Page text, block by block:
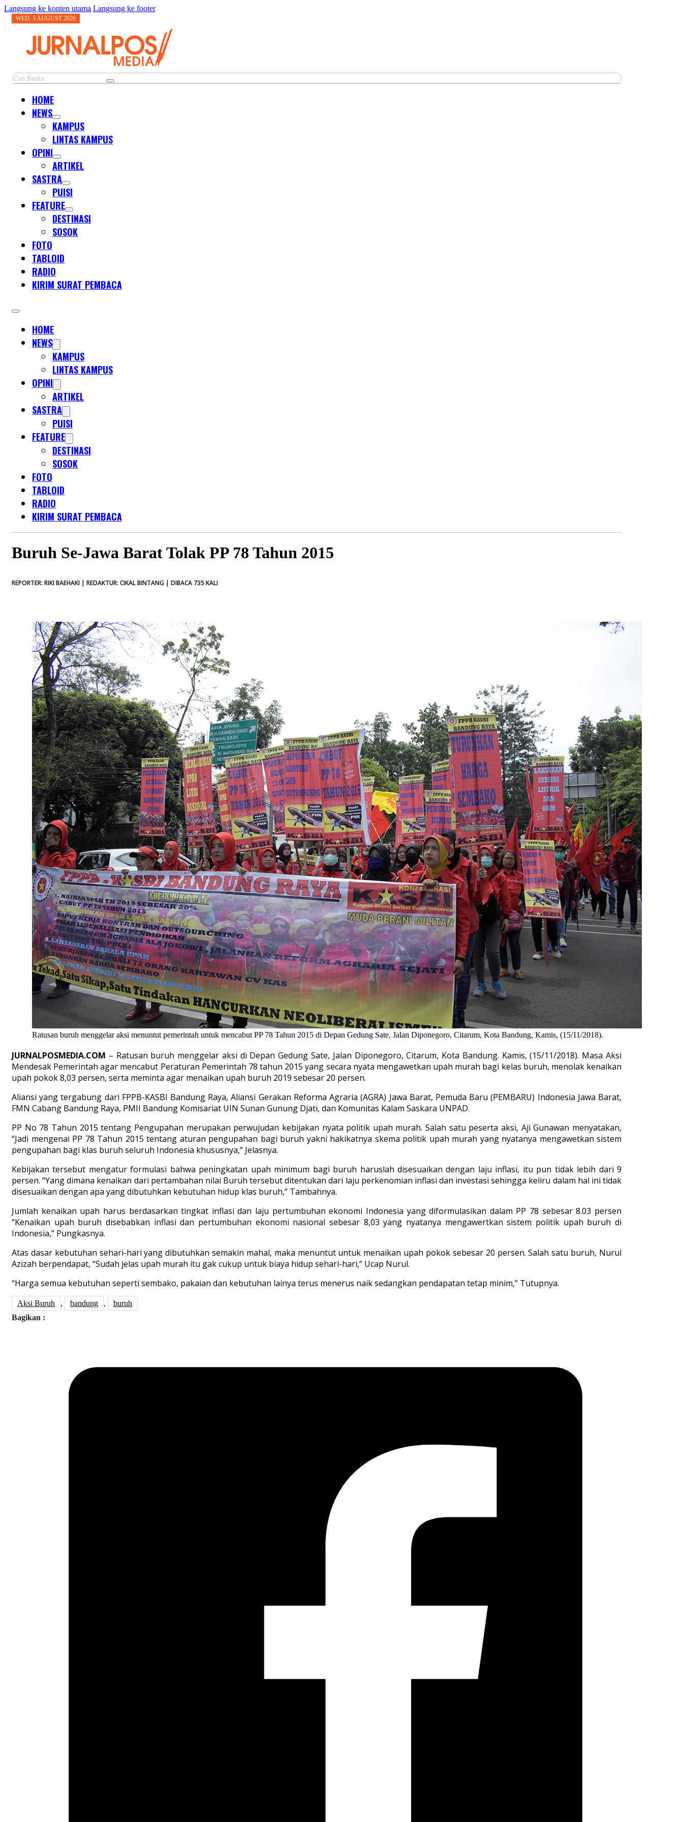
Langsung ke konten utama Langsung ke footer
WED, 5 AUGUST 2026
Cari
HOME
NEWS
KAMPUS
LINTAS KAMPUS
OPINI
ARTIKEL
SASTRA
PUISI
FEATURE
DESTINASI
SOSOK
FOTO
TABLOID
RADIO
KIRIM SURAT PEMBACA
HOME
NEWS
KAMPUS
LINTAS KAMPUS
OPINI
ARTIKEL
SASTRA
PUISI
FEATURE
DESTINASI
SOSOK
FOTO
TABLOID
RADIO
KIRIM SURAT PEMBACA
Buruh Se-Jawa Barat Tolak PP 78 Tahun 2015
REPORTER: RIKI BAEHAKI | REDAKTUR: CIKAL BINTANG | DIBACA 735 KALI
Ratusan buruh menggelar aksi menuntut pemerintah untuk mencabut PP 78 Tahun 2015 di Depan Gedung Sate, Jalan Diponegoro, Citarum, Kota Bandung, Kamis, (15/11/2018).
JURNALPOSMEDIA.COM – Ratusan buruh menggelar aksi di Depan Gedung Sate, Jalan Diponegoro, Citarum, Kota Bandung. Kamis, (15/11/2018). Masa Aksi
Mendesak Pemerintah agar mencabut Peraturan Pemerintah 78 tahun 2015 yang secara nyata mengawetkan upah murah bagi kelas buruh, menolak kenaikan
upah pokok 8,03 persen, serta meminta agar menaikan upah buruh 2019 sebesar 20 persen.
Aliansi yang tergabung dari FPPB-KASBI Bandung Raya, Aliansi Gerakan Reforma Agraria (AGRA) Jawa Barat, Pemuda Baru (PEMBARU) Indonesia Jawa Barat,
FMN Cabang Bandung Raya, PMII Bandung Komisariat UIN Sunan Gunung Djati, dan Komunitas Kalam Saskara UNPAD.
PP No 78 Tahun 2015 tentang Pengupahan merupakan perwujudan kebijakan nyata politik upah murah. Salah satu peserta aksi, Aji Gunawan menyatakan,
“Jadi mengenai PP 78 Tahun 2015 tentang aturan pengupahan bagi buruh yakni hakikatnya skema politik upah murah yang nyatanya mengawetkan sistem
pengupahan bagi klas buruh seluruh Indonesia khususnya,” Jelasnya.
Kebijakan tersebut mengatur formulasi bahwa peningkatan upah minimum bagi buruh haruslah disesuaikan dengan laju inflasi, itu pun tidak lebih dari 9
persen. “Yang dimana kenaikan dari pertambahan nilai Buruh tersebut ditentukan dari laju perkenomian inflasi dan investasi sehingga keliru dalam hal ini tidak
disesuaikan dengan apa yang dibutuhkan kebutuhan hidup klas buruh,” Tambahnya.
Jumlah kenaikan upah harus berdasarkan tingkat inflasi dan laju pertumbuhan ekonomi Indonesia yang diformulasikan dalam PP 78 sebesar 8.03 persen
“Kenaikan upah buruh disebabkan inflasi dan pertumbuhan ekonomi nasional sebesar 8,03 yang nyatanya mengawertkan sistem politik upah buruh di
Indonesia,” Pungkasnya.
Atas dasar kebutuhan sehari-hari yang dibutuhkan semakin mahal, maka menuntut untuk menaikan upah pokok sebesar 20 persen. Salah satu buruh, Nurul
Azizah berpendapat, “Sudah jelas upah murah itu gak cukup untuk biaya hidup sehari-hari,” Ucap Nurul.
“Harga semua kebutuhan seperti sembako, pakaian dan kebutuhan lainya terus menerus naik sedangkan pendapatan tetap minim,” Tutupnya.
Aksi Buruh , bandung ,
buruh
Bagikan :